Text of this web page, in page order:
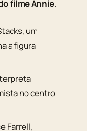
filme Annie.
um
a figura
no centro
Farrell,